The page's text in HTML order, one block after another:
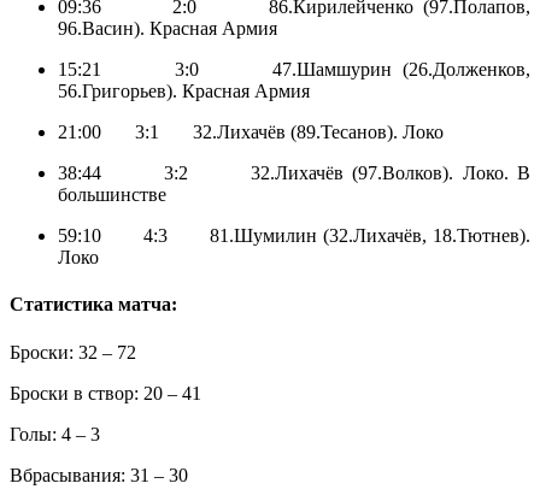
09:36 2:0 86.Кирилейченко (97.Полапов,
96.Васин). Красная Армия
15:21 3:0 47.Шамшурин (26.Долженков,
56.Григорьев). Красная Армия
21:00 3:1 32.Лихачёв (89.Тесанов). Локо
38:44 3:2 32.Лихачёв (97.Волков). Локо. В
большинстве
59:10 4:3 81.Шумилин (32.Лихачёв, 18.Тютнев).
Локо
Статистика матча:
Броски: 32 – 72
Броски в створ: 20 – 41
Голы: 4 – 3
Вбрасывания: 31 – 30